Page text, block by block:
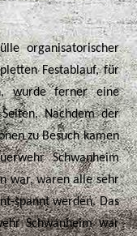
organisatorischer
Festablauf, für
wurde ferner eine
Nachdem der
zu Besuch kamen
Schwanheim
war, waren alle sehr
spannt werden. Das
Schwanheim war